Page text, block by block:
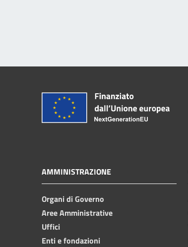
AMMINISTRAZIONE
Organi di Governo
Aree Amministrative
Uffici
Enti e fondazioni